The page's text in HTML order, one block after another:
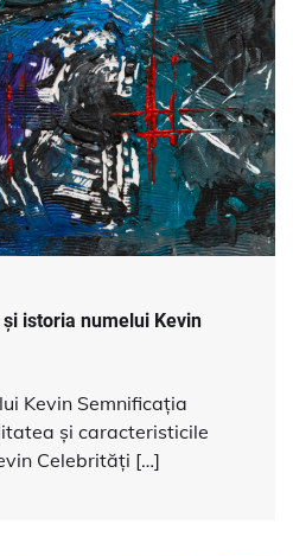
istoria numelui Kevin
Kevin Semnificația
și caracteristicile
Celebrități […]